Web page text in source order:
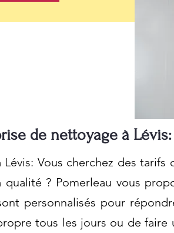
de nettoyage à
Vous cherchez des
? Pomerleau vous
personnalisés pour
tous les jours ou de faire